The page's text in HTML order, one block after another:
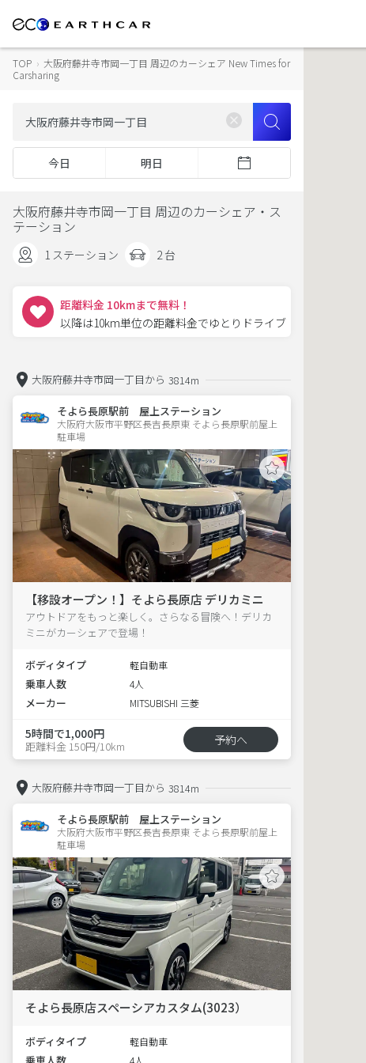
TOP › 大阪府藤井寺市岡一丁目 周辺のカーシェア New Times for
Carsharing
今日 明日
大阪府藤井寺市岡一丁目 周辺のカーシェア・ス
テーション
1 ステーション 2 台
距離料金 10kmまで無料！
以降は10km単位の距離料金でゆとりドライブ
大阪府藤井寺市岡一丁目から 3814m
そよら長原駅前 屋上ステーション
大阪府大阪市平野区長吉長原東 そよら長原駅前屋上
駐車場
【移設オープン！】そよら長原店 デリカミニ
アウトドアをもっと楽しく。さらなる冒険へ！デリカ
ミニがカーシェアで登場！
ボディタイプ 軽自動車
乗車人数 4人
メーカー MITSUBISHI 三菱
5時間で1,000円
距離料金 150円/10km 予約へ
大阪府藤井寺市岡一丁目から 3814m
そよら長原駅前 屋上ステーション
大阪府大阪市平野区長吉長原東 そよら長原駅前屋上
駐車場
そよら長原店スペーシアカスタム(3023）
ボディタイプ 軽自動車
4人